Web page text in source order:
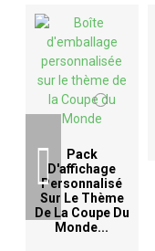
Pack
D'affichage
Personnalisé
Sur Le Thème
De La Coupe Du
Monde...